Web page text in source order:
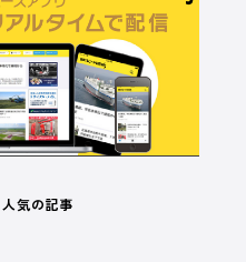
気の記事